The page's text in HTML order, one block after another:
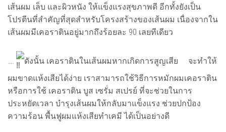
เส้นผม เล็บ และผิวหนัง ให้แข็งแรงสุขภาพดี อีกทั้งยังเป็น
โปรตีนที่สำคัญที่สุดสำหรับโครงสร้างของเส้นผม เนื่องจากใน
เส้นผมมีเคอราตินอยู่มากถึงร้อยละ 90 เลยทีเดียว
…. ดังนั้น เคอราตินในเส้นผมหากเกิดการสูญเสีย
จะทำให้
ผมขาดแห้งเสียได้ง่าย เราสามารถใช้วิธีการหมักผมเคอราติน
หรือการใช้ เคอราติน บูส เซรั่ม สเปรย์ ที่จะช่วยในการ
ประหยัดเวลา บำรุงเส้นผมให้กลับมาแข็งแรง ช่วยปกป้อง
ความร้อน พื้นฟูผมแห้งเสียทำเคมี ได้เป็นอย่างดี